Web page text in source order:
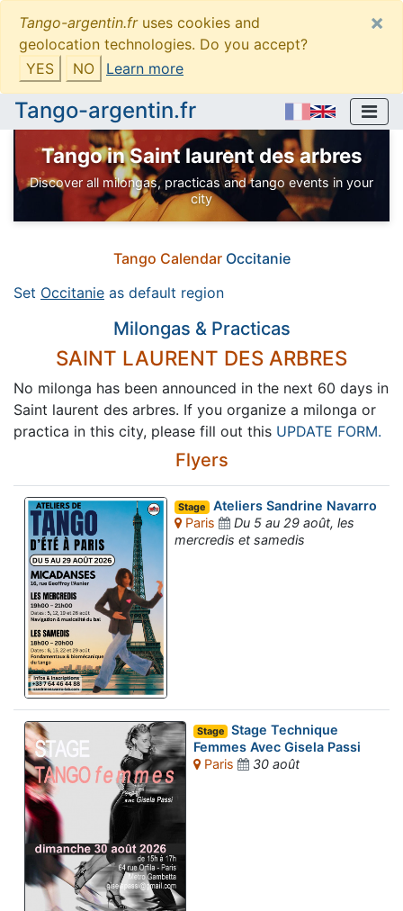
Tango-argentin.fruses cookies and
geolocation technologies. Do you accept?
YES
NO Learn more
×
Tango-argentin.fr
Tango in Saint laurent des arbres
Discover all milongas, practicas and tango events in your
city
Tango Calendar Occitanie
Set Occitanie as default region
Milongas & Practicas
SAINT LAURENT DES ARBRES
No milonga has been announced in the next 60 days in
Saint laurent des arbres. If you organize a milonga or
practica in this city, please fill out this UPDATE FORM.
Flyers
Stage Ateliers Sandrine Navarro
Paris
Du 5 au 29 août, les
mercredis et samedis
Stage
Stage Technique
Femmes Avec Gisela Passi
Paris
30 août